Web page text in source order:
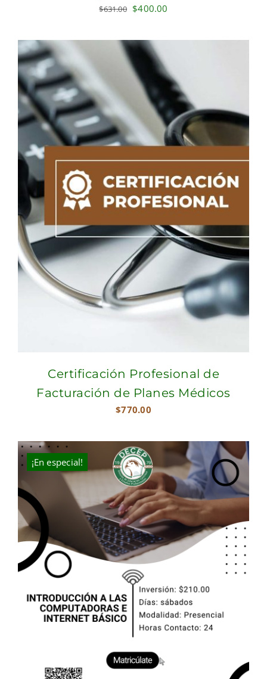
$631.00 Original
was:
$631.00.
$400.00
is:
Certificación Profesional de
Facturación de Planes Médicos
$770.00
¡En especial!